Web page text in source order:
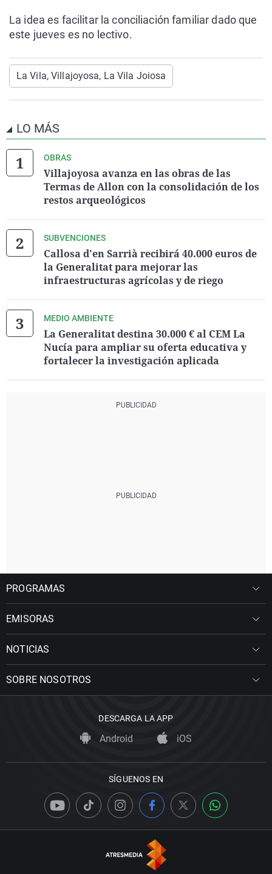
La idea es facilitar la conciliación familiar dado que
este jueves es no lectivo.
La Vila, Villajoyosa, La Vila Joiosa
LO MÁS
OBRAS
Villajoyosa avanza en las obras de las
Termas de Allon con la consolidación de los
restos arqueológicos
SUBVENCIONES
Callosa d'en Sarrià recibirá 40.000 euros de
la Generalitat para mejorar las
infraestructuras agrícolas y de riego
MEDIO AMBIENTE
La Generalitat destina 30.000 € al CEM La
Nucía para ampliar su oferta educativa y
fortalecer la investigación aplicada
PROGRAMAS
EMISORAS
NOTICIAS
SOBRE NOSOTROS
DESCARGA LA APP
Android iOS
SÍGUENOS EN